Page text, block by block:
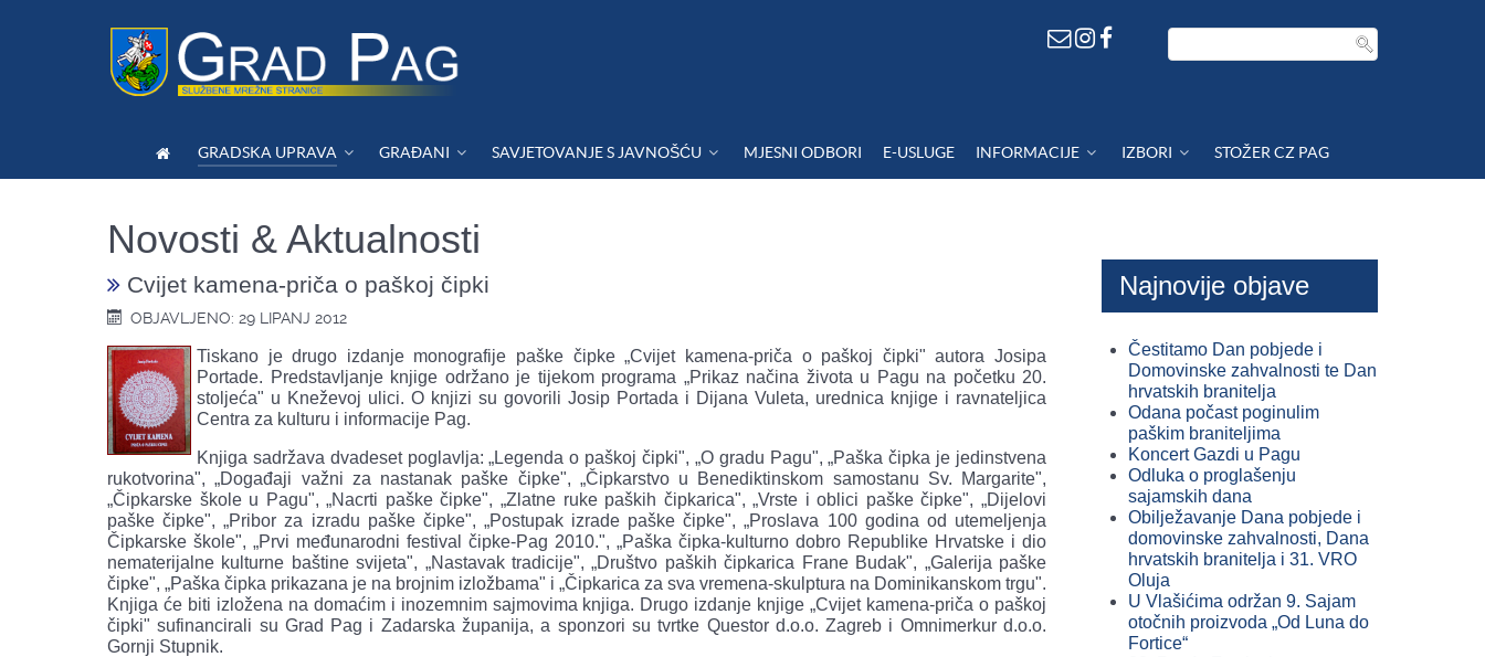
GRADSKA UPRAVA GRAĐANI SAVJETOVANJE S JAVNOŠĆU MJESNI ODBORI E-USLUGE INFORMACIJE IZBORI STOŽER CZ PAG
Novosti & Aktualnosti
Cvijet kamena-priča o paškoj čipki
OBJAVLJENO: 29 LIPANJ 2012
Tiskano je drugo izdanje monografije paške čipke „Cvijet kamena-priča o paškoj čipki" autora Josipa
Portade. Predstavljanje knjige održano je tijekom programa „Prikaz načina života u Pagu na početku 20.
stoljeća" u Kneževoj ulici. O knjizi su govorili Josip Portada i Dijana Vuleta, urednica knjige i ravnateljica
Centra za kulturu i informacije Pag.
Knjiga sadržava dvadeset poglavlja: „Legenda o paškoj čipki", „O gradu Pagu", „Paška čipka je jedinstvena
rukotvorina", „Događaji važni za nastanak paške čipke", „Čipkarstvo u Benediktinskom samostanu Sv. Margarite",
„Čipkarske škole u Pagu", „Nacrti paške čipke", „Zlatne ruke paških čipkarica", „Vrste i oblici paške čipke", „Dijelovi
paške čipke", „Pribor za izradu paške čipke", „Postupak izrade paške čipke", „Proslava 100 godina od utemeljenja
Čipkarske škole", „Prvi međunarodni festival čipke-Pag 2010.", „Paška čipka-kulturno dobro Republike Hrvatske i dio
nematerijalne kulturne baštine svijeta", „Nastavak tradicije", „Društvo paških čipkarica Frane Budak", „Galerija paške
čipke", „Paška čipka prikazana je na brojnim izložbama" i „Čipkarica za sva vremena-skulptura na Dominikanskom trgu".
Knjiga će biti izložena na domaćim i inozemnim sajmovima knjiga. Drugo izdanje knjige „Cvijet kamena-priča o paškoj
čipki" sufinancirali su Grad Pag i Zadarska županija, a sponzori su tvrtke Questor d.o.o. Zagreb i Omnimerkur d.o.o.
Gornji Stupnik.
Najnovije objave
Čestitamo Dan pobjede i
Domovinske zahvalnosti te Dan
hrvatskih branitelja
Odana počast poginulim
paškim braniteljima
Koncert Gazdi u Pagu
Odluka o proglašenju
sajamskih dana
Obilježavanje Dana pobjede i
domovinske zahvalnosti, Dana
hrvatskih branitelja i 31. VRO
Oluja
U Vlašićima održan 9. Sajam
otočnih proizvoda „Od Luna do
Fortice“